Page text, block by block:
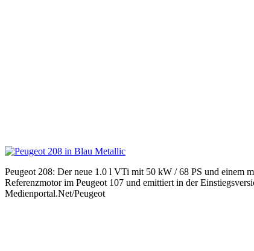
Peugeot 208: Der neue 1.0 l VTi mit 50 kW / 68 PS und einem
Referenzmotor im Peugeot 107 und emittiert in der
Medienportal.Net/Peugeot